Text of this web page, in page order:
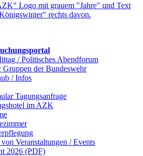
/ Politisches Abendforum
Gruppen der Bundeswehr
/ Infos
Tagungsanfrage
im AZK
Veranstaltungen / Events
2026 (PDF)